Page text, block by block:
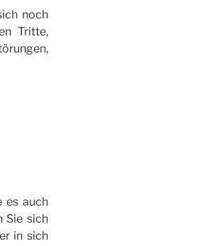
noch
Tritte,
es auch
Sie sich
in sich